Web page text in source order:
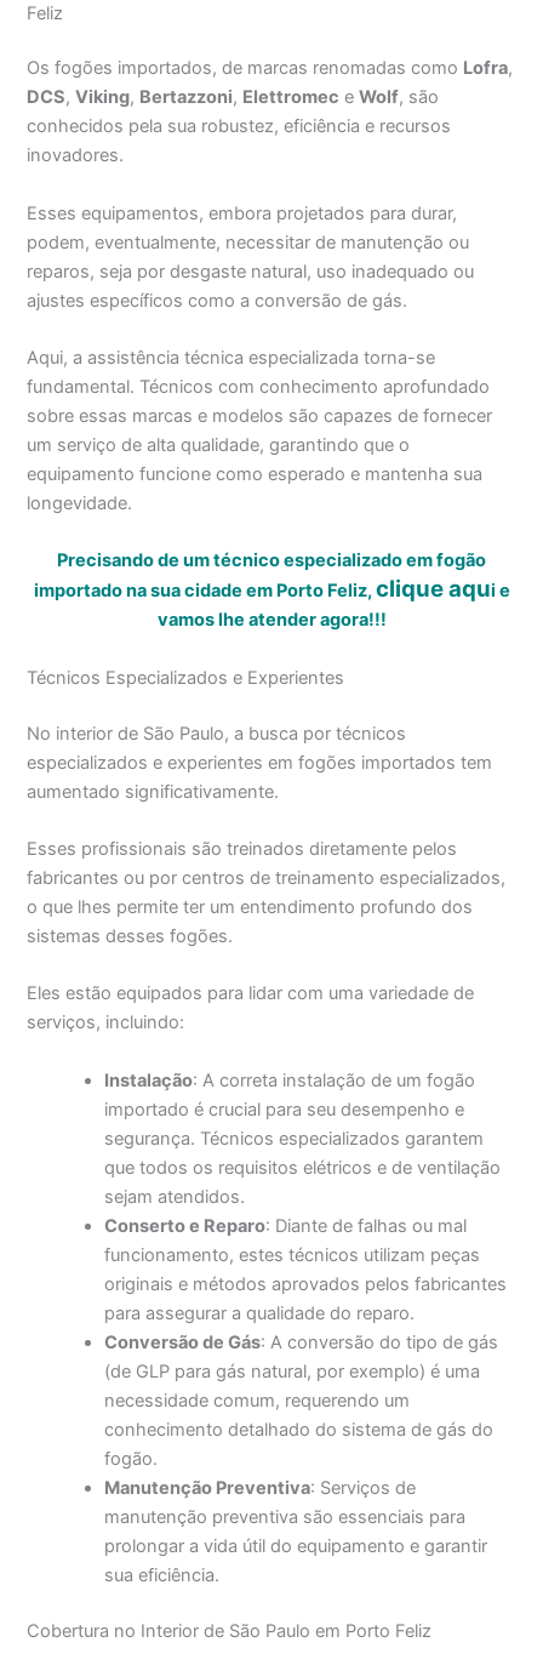
Feliz
Os fogões importados, de marcas renomadas como Lofra,
DCS,Viking, Bertazzoni, Elettromec eWolf, são
conhecidos pela sua robustez, eficiência e recursos
inovadores.
Esses equipamentos, embora projetados para durar,
podem, eventualmente, necessitar de manutenção ou
reparos, seja por desgaste natural, uso inadequado ou
ajustes específicos como a conversão de gás.
Aqui, a assistência técnica especializada torna-se
fundamental. Técnicos com conhecimento aprofundado
sobre essas marcas e modelos são capazes de fornecer
um serviço de alta qualidade, garantindo que o
equipamento funcione como esperado e mantenha sua
longevidade.
Precisando de um técnico especializado em fogão
importado na sua cidade em Porto Feliz,clique aqui e
vamos lhe atender agora!!!
Técnicos Especializados e Experientes
No interior de São Paulo, a busca por técnicos
especializados e experientes em fogões importados tem
aumentado significativamente.
Esses profissionais são treinados diretamente pelos
fabricantes ou por centros de treinamento especializados,
o que lhes permite ter um entendimento profundo dos
sistemas desses fogões.
Eles estão equipados para lidar com uma variedade de
serviços, incluindo:
Instalação: A correta instalação de um fogão
importado é crucial para seu desempenho e
segurança. Técnicos especializados garantem
que todos os requisitos elétricos e de ventilação
sejam atendidos.
Conserto e Reparo: Diante de falhas ou mal
funcionamento, estes técnicos utilizam peças
originais e métodos aprovados pelos fabricantes
para assegurar a qualidade do reparo.
Conversão de Gás: A conversão do tipo de gás
(de GLP para gás natural, por exemplo) é uma
necessidade comum, requerendo um
conhecimento detalhado do sistema de gás do
fogão.
Manutenção Preventiva: Serviços de
manutenção preventiva são essenciais para
prolongar a vida útil do equipamento e garantir
sua eficiência.
Cobertura no Interior de São Paulo em Porto Feliz